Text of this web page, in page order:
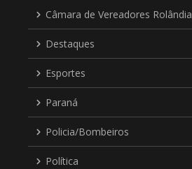
Câmara de Vereadores Rolândia
Destaques
Esportes
Paraná
Policia/Bombeiros
Política